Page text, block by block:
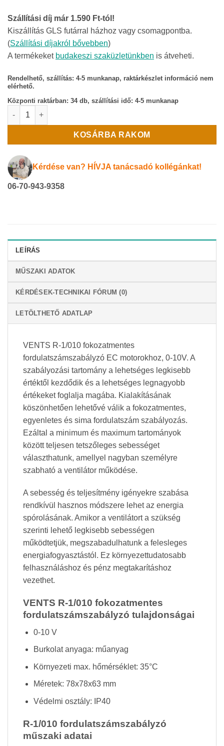
Szállítási díj már 1.590 Ft-tól!
Kiszállítás GLS futárral házhoz vagy csomagpontba.
(Szállítási díjakról bővebben)
A termékeket budakeszi szaküzletünkben is átveheti.
Rendelhető, szállítás: 4-5 munkanap, raktárkészlet információ nem
elérhető.
Központi raktárban: 34 db, szállítási idő: 4-5 munkanap
VENTS R-1/010 fokozatmentes fordulatszámszabályzó EC
KOSÁRBA RAKOM
Kérdése van? HÍVJA tanácsadó kollégánkat!
06-70-943-9358
LEÍRÁS
MŰSZAKI ADATOK
KÉRDÉSEK-TECHNIKAI FÓRUM (0)
LETÖLTHETŐ ADATLAP
VENTS R-1/010 fokozatmentes
fordulatszámszabályzó EC motorokhoz, 0-10V. A
szabályozási tartomány a lehetséges legkisebb
értéktől kezdődik és a lehetséges legnagyobb
értékeket foglalja magába. Kialakításának
köszönhetően lehetővé válik a fokozatmentes,
egyenletes és sima fordulatszám szabályozás.
Ezáltal a minimum és maximum tartományok
között teljesen tetszőleges sebességet
választhatunk, amellyel nagyban személyre
szabható a ventilátor működése.
A sebesség és teljesítmény igényekre szabása
rendkívül hasznos módszere lehet az energia
spórolásának. Amikor a ventilátort a szükség
szerinti lehető legkisebb sebességen
működtetjük, megszabadulhatunk a felesleges
energiafogyasztástól. Ez környezettudatosabb
felhasználáshoz és pénz megtakarításhoz
vezethet.
VENTS R-1/010 fokozatmentes
fordulatszámszabályzó tulajdonságai
0-10 V
Burkolat anyaga: műanyag
Környezeti max. hőmérséklet: 35°C
Méretek: 78x78x63 mm
Védelmi osztály: IP40
R-1/010 fordulatszámszabályzó
műszaki adatai